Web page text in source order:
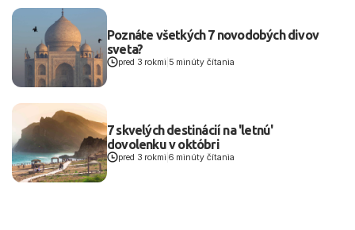
Poznáte všetkých 7 novodobých divov
sveta?
pred 3 rokmi 5 minúty čítania
7 skvelých destinácií na 'letnú'
dovolenku v októbri
pred 3 rokmi 6 minúty čítania